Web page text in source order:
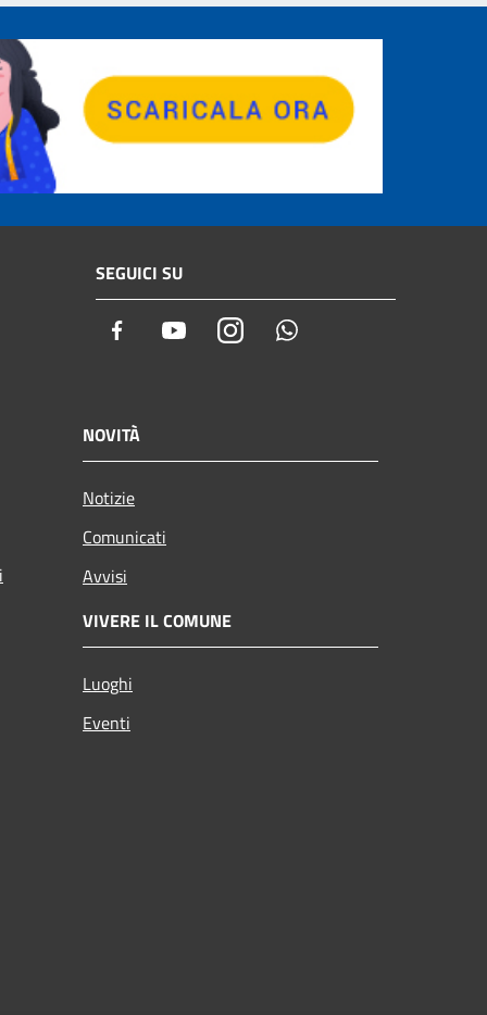
SEGUICI SU
Facebook YoutubeInstagram
NOVITÀ
Notizie
Comunicati
Avvisi
VIVERE IL COMUNE
Luoghi
Eventi